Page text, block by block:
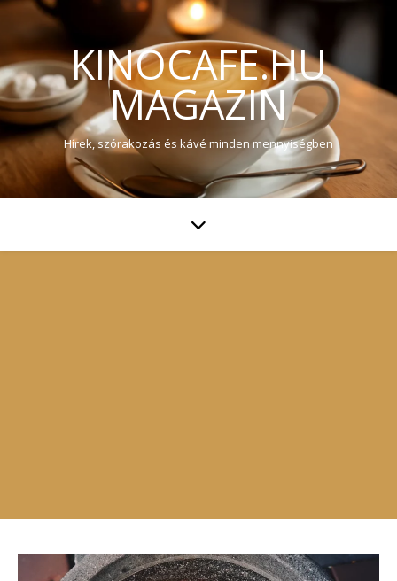
KINOCAFE.HU
MAGAZIN
Hírek, szórakozás és kávé minden mennyiségben